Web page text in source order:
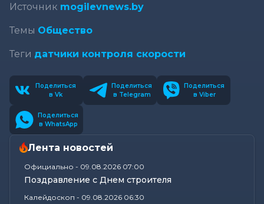
Источник mogilevnews.by
Темы Общество
Теги датчики контроля скорости
Поделиться
в Vk
Поделиться
в Telegram
Поделиться
в Viber
Поделиться
в WhatsApp
Лента новостей
Официально - 09.08.2026 07:00
Поздравление с Днем строителя
Калейдоскоп - 09.08.2026 06:30